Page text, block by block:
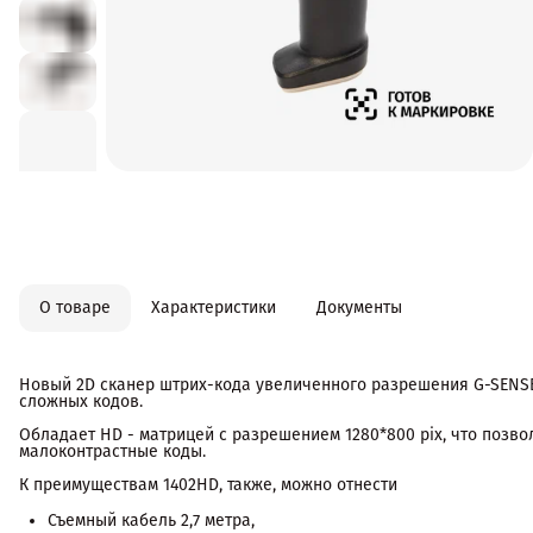
О товаре Характеристики Документы
Новый 2D сканер штрих-кода увеличенного разрешения G-
сложных кодов.
Обладает HD - матрицей с разрешением 1280*800 pix, что
малоконтрастные коды.
К преимуществам 1402HD, также, можно отнести
Съемный кабель 2,7 метра,